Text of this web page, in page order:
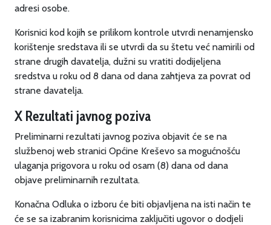
adresi osobe.
Korisnici kod kojih se prilikom kontrole utvrdi nenamjensko
korištenje sredstava ili se utvrdi da su štetu već namirili od
strane drugih davatelja, dužni su vratiti dodijeljena
sredstva u roku od 8 dana od dana zahtjeva za povrat od
strane davatelja.
X Rezultati javnog poziva
Preliminarni rezultati javnog poziva objavit će se na
službenoj web stranici Općine Kreševo sa mogućnošću
ulaganja prigovora u roku od osam (8) dana od dana
objave preliminarnih rezultata.
Konačna Odluka o izboru će biti objavljena na isti način te
će se sa izabranim korisnicima zaključiti ugovor o dodjeli